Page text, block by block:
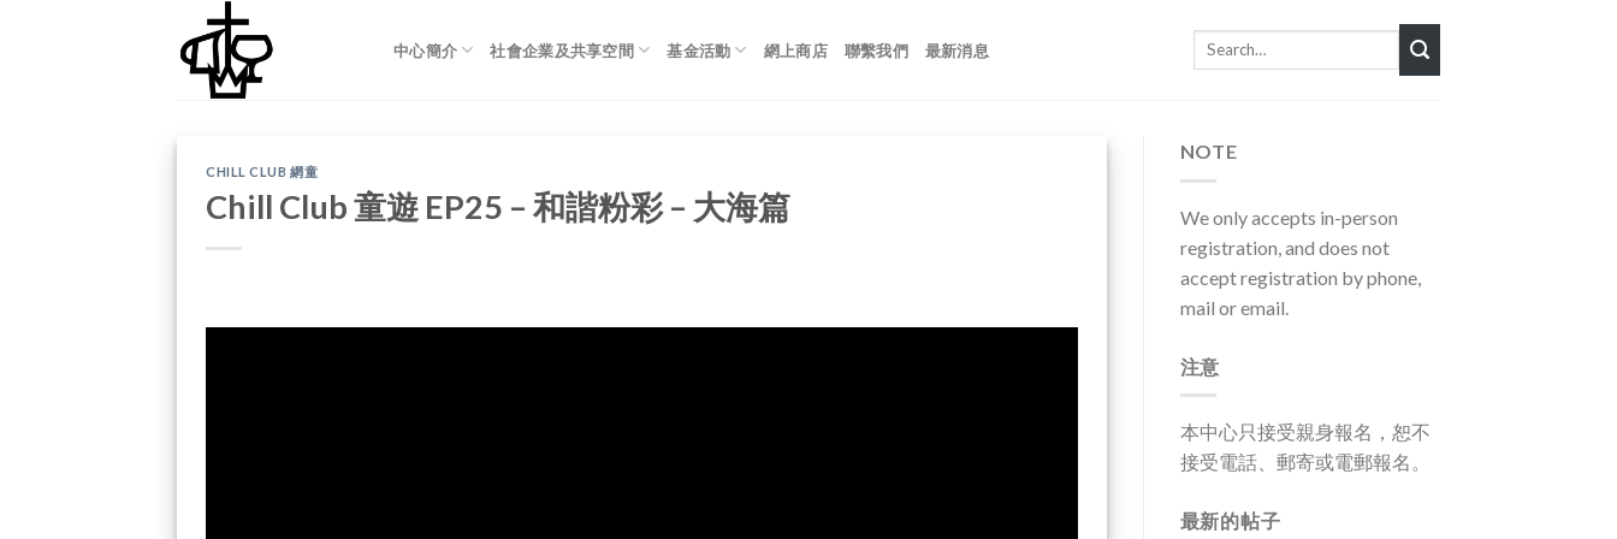
中心簡介 社會企業及共享空間 基金活動 網上商店 聯繫我們 最新消息
Search
CHILL CLUB 網童
Chill Club 童遊 EP25 – 和諧粉彩 – 大海篇
NOTE
We only accepts in-person
registration, and does not
accept registration by phone,
mail or email.
注意
本中心只接受親身報名，恕不
接受電話、郵寄或電郵報名。
最新的帖子